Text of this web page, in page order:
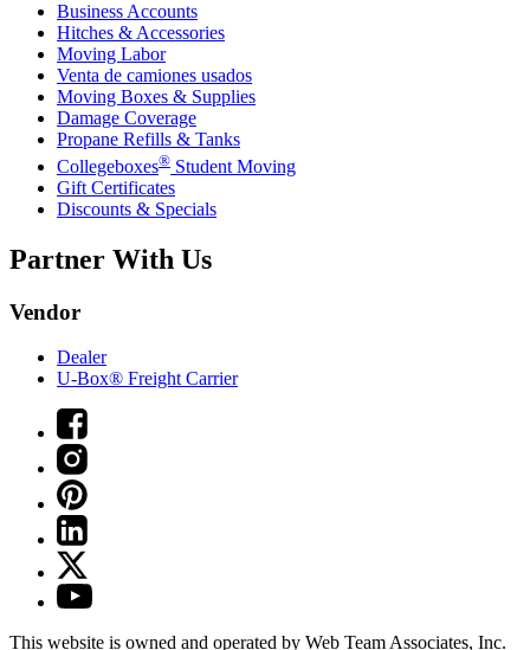
Business Accounts
Hitches & Accessories
Moving Labor
Venta de camiones usados
Moving Boxes & Supplies
Damage Coverage
Propane Refills & Tanks
Collegeboxes® Student Moving
Gift Certificates
Discounts & Specials
Partner With Us
Vendor
Dealer
U-Box® Freight Carrier
This website is owned and operated by Web Team Associates, Inc.